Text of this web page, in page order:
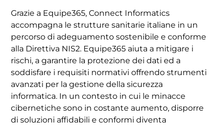
Grazie a Equipe365, Connect Informatics
accompagna le strutture sanitarie italiane in un
percorso di adeguamento sostenibile e conforme
alla Direttiva NIS2. Equipe365 aiuta a mitigare i
rischi, a garantire la protezione dei dati ed a
soddisfare i requisiti normativi offrendo strumenti
avanzati per la gestione della sicurezza
informatica. In un contesto in cui le minacce
cibernetiche sono in costante aumento, disporre
di soluzioni affidabili e conformi diventa